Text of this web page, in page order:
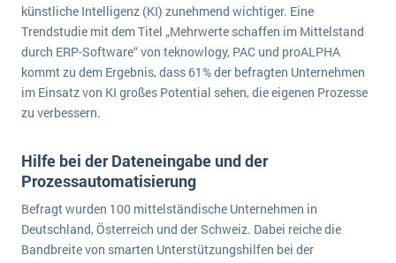
SAP übernimmt Reltio für eine bessere
Datenintegration
Die „SaaSpocalypse“: Was ist das und was bedeutet es für die Zukunft von Unternehmenssoftware?
SAP investiert mit zwei strategischen Übernahmen in Enterprise-KI
ERP-Trends in der Produktion
künstliche Intelligenz (KI) zunehmend wichtiger. Eine
Trendstudie mit dem Titel „Mehrwerte schaffen im Mittelstand
durch ERP-Software“ von teknowlogy, PAC und proALPHA
kommt zu dem Ergebnis, dass 61% der befragten Unternehmen
im Einsatz von KI großes Potential sehen, die eigenen Prozesse
zu verbessern.
Hilfe bei der Dateneingabe und der
Prozessautomatisierung
Befragt wurden 100 mittelständische Unternehmen in
Deutschland, Österreich und der Schweiz. Dabei reiche die
Bandbreite von smarten Unterstützungshilfen bei der